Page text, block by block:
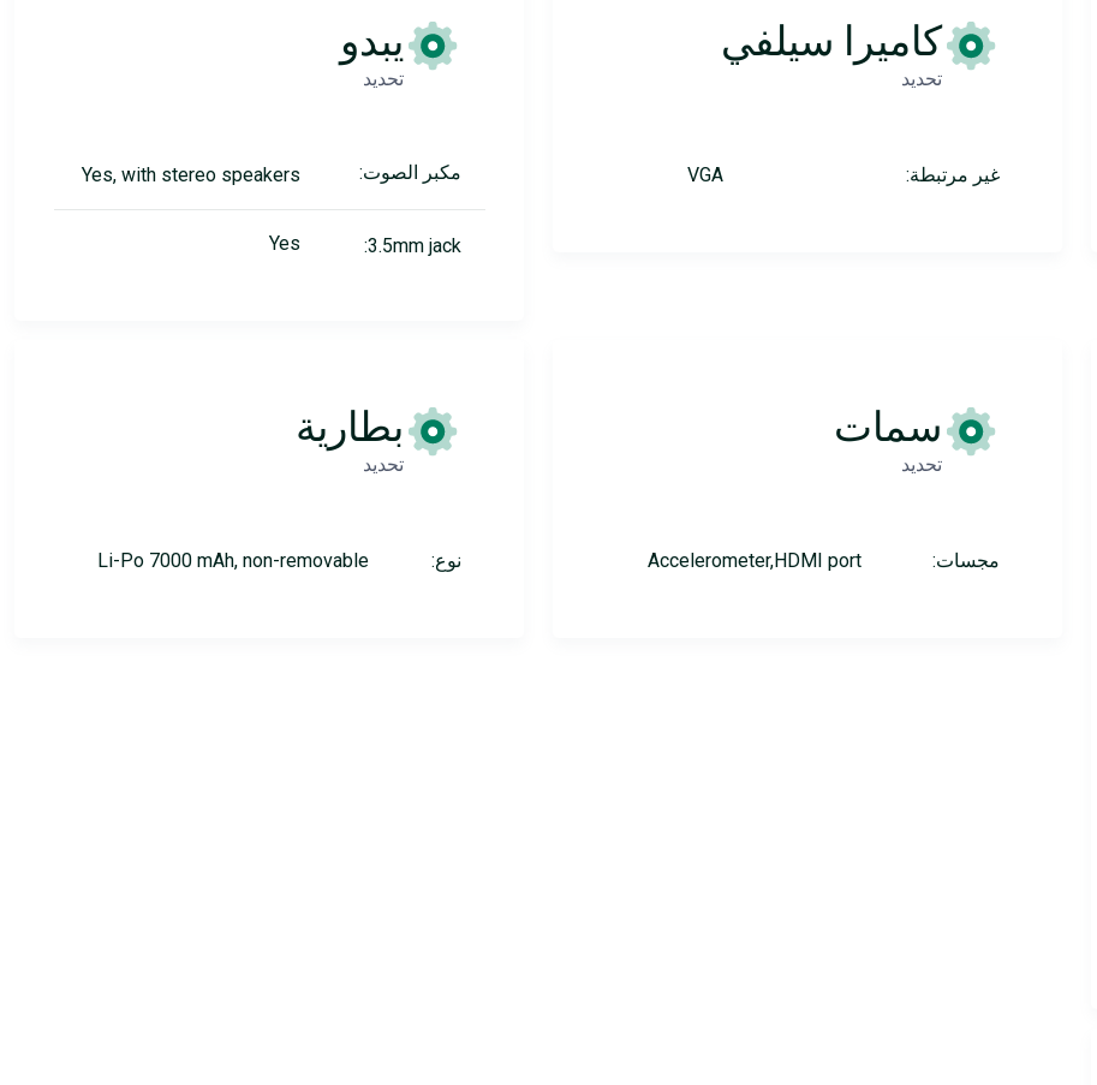
كاميرا سيلفي
تحديد
غير مرتبطة: VGA
يبدو
تحديد
مكبر الصوت: Yes, with stereo speakers
3.5mm jack:
Yes
سمات
تحديد
مجسات: Accelerometer,HDMI port
بطارية
تحديد
نوع: Li-Po 7000 mAh, non-removable